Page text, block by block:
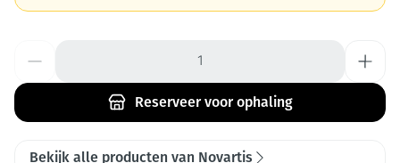
Reserveervoor ophaling
Bekijk alle producten van Novartis